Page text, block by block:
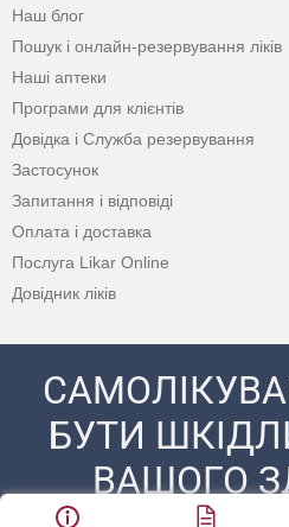
Наш блог
Пошук і онлайн-резервування ліків
Наші аптеки
Програми для клієнтів
Довідка і Служба резервування
Застосунок
Запитання і відповіді
Оплата і доставка
Послуга Likar Online
Довідник ліків
БУТИ
ВАШОГО
ПЕРЕД